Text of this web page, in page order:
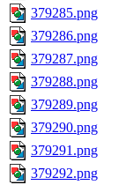
379285.png
379286.png
379287.png
379288.png
379289.png
379290.png
379291.png
379292.png